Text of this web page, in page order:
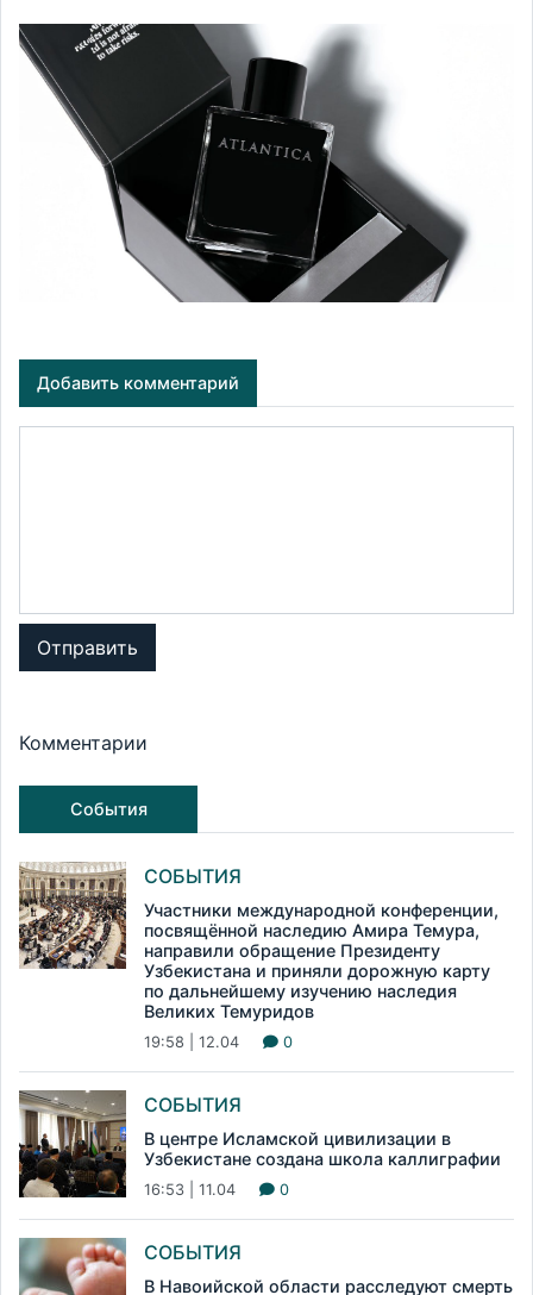
Добавить комментарий
Отправить
Комментарии
События
СОБЫТИЯ
Участники международной конференции,
посвящённой наследию Амира Темура,
направили обращение Президенту
Узбекистана и приняли дорожную карту
по дальнейшему изучению наследия
Великих Темуридов
19:58 | 12.04 0
СОБЫТИЯ
В центре Исламской цивилизации в
Узбекистане создана школа каллиграфии
16:53 | 11.04 0
СОБЫТИЯ
В Навоийской области расследуют смерть